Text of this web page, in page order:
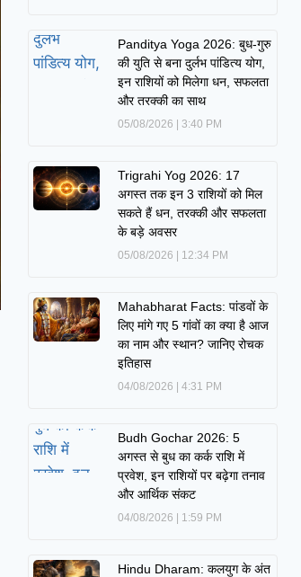
Panditya Yoga 2026: बुध-गुरु
की युति से बना दुर्लभ पांडित्य योग,
इन राशियों को मिलेगा धन, सफलता
और तरक्की का साथ
05/08/2026 3:40 PM
Trigrahi Yog 2026: 17
अगस्त तक इन 3 राशियों को मिल
सकते हैं धन, तरक्की और सफलता
के बड़े अवसर
05/08/2026 12:34 PM
Mahabharat Facts: पांडवों के
लिए मांगे गए 5 गांवों का क्या है आज
का नाम और स्थान? जानिए रोचक
इतिहास
04/08/2026 4:31 PM
Budh Gochar 2026: 5
अगस्त से बुध का कर्क राशि में
प्रवेश, इन राशियों पर बढ़ेगा तनाव
और आर्थिक संकट
04/08/2026 1:59 PM
Hindu Dharam: कलयुग के अंत